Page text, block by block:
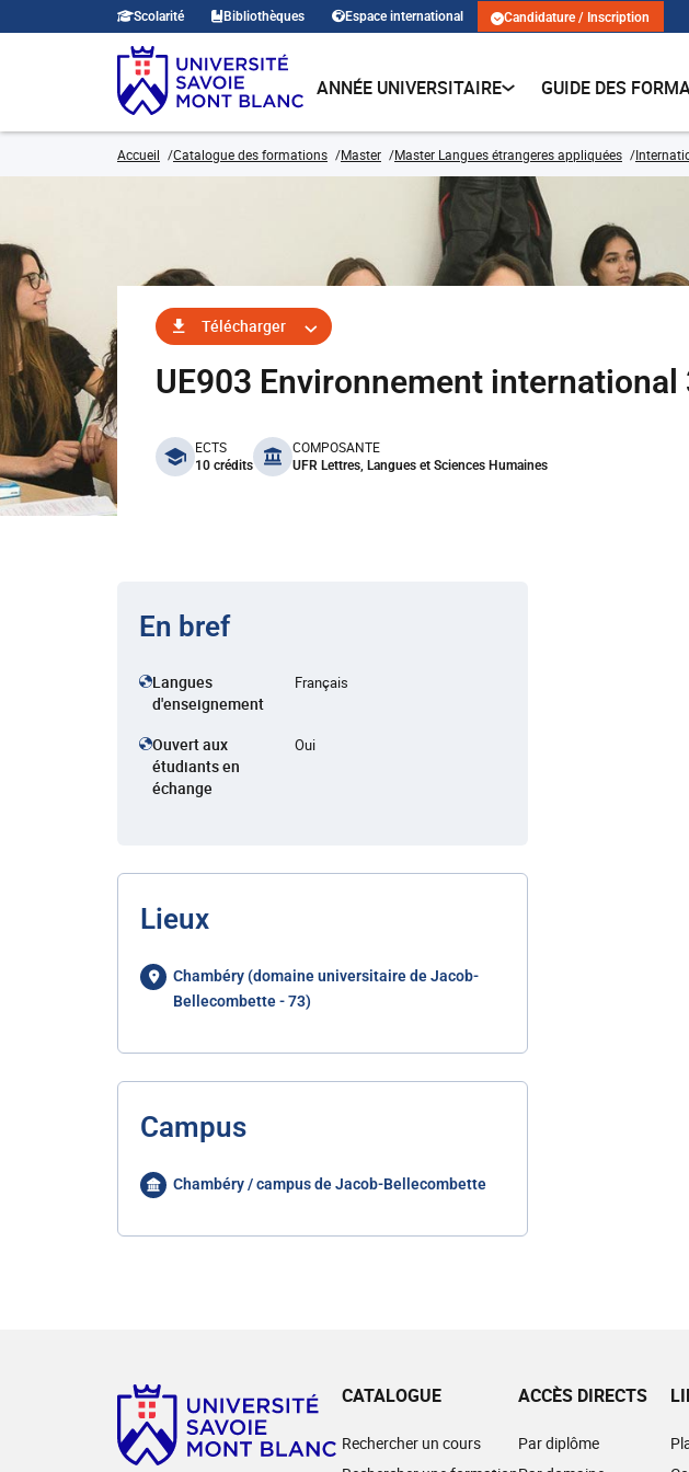
Scolarité Bibliothèques Espace international Candidature / Inscription
ANNÉE UNIVERSITAIRE GUIDE DES
Accueil Catalogue des formations Master Master Langues étrangeres appliquées
Télécharger
UE903 Environnement international
benefits
ECTS
10 crédits
COMPOSANTE
UFR Lettres, Langues et Sciences Humaines
En bref
Langues
d'enseignement
Français
Ouvert aux
étudiants en
échange
Oui
Lieux
Chambéry (domaine universitaire de Jacob-
Bellecombette - 73)
Campus
Chambéry / campus de Jacob-Bellecombette
CATALOGUE
Rechercher un cours
ACCÈS DIRECTS
Par diplôme